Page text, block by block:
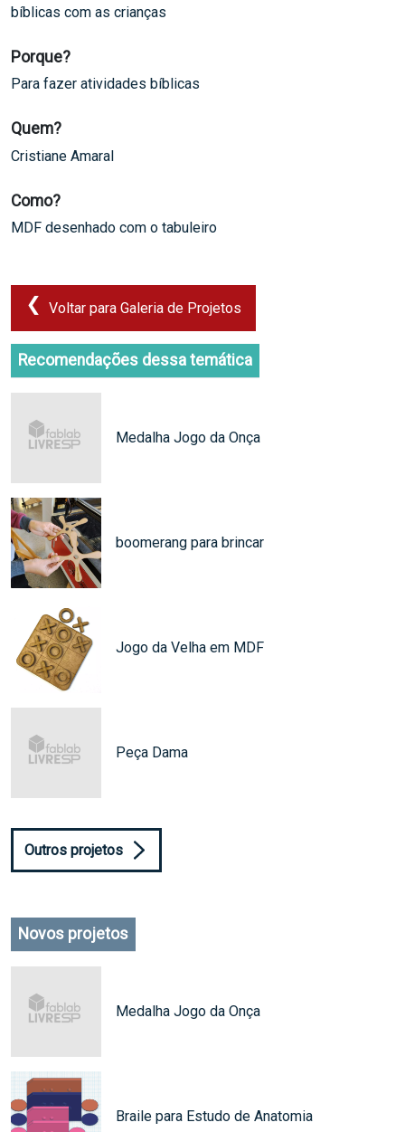
bíblicas com as crianças
Porque?
Para fazer atividades bíblicas
Quem?
Cristiane Amaral
Como?
MDF desenhado com o tabuleiro
Voltar para Galeria de Projetos
Recomendações dessa temática
Medalha Jogo da Onça
boomerang para brincar
Jogo da Velha em MDF
Peça Dama
Outros projetos
Novos projetos
Medalha Jogo da Onça
Braile para Estudo de Anatomia